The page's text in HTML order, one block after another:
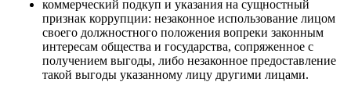
коммерческий подкуп и указания на сущностный
признак коррупции: незаконное использование лицом
своего должностного положения вопреки законным
интересам общества и государства, сопряженное с
получением выгоды, либо незаконное предоставление
такой выгоды указанному лицу другими лицами.